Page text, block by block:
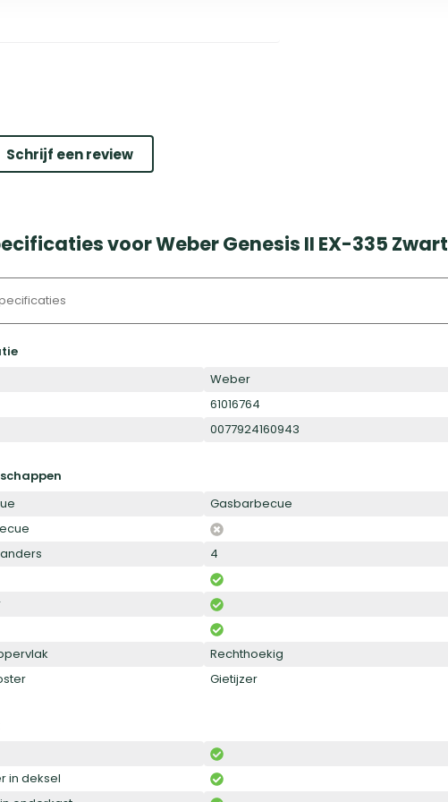
Schrijf een review
voor Weber Genesis II EX-335 Zwart
Weber
61016764
0077924160943
Gasbarbecue
4
Rechthoekig
Gietijzer
in deksel